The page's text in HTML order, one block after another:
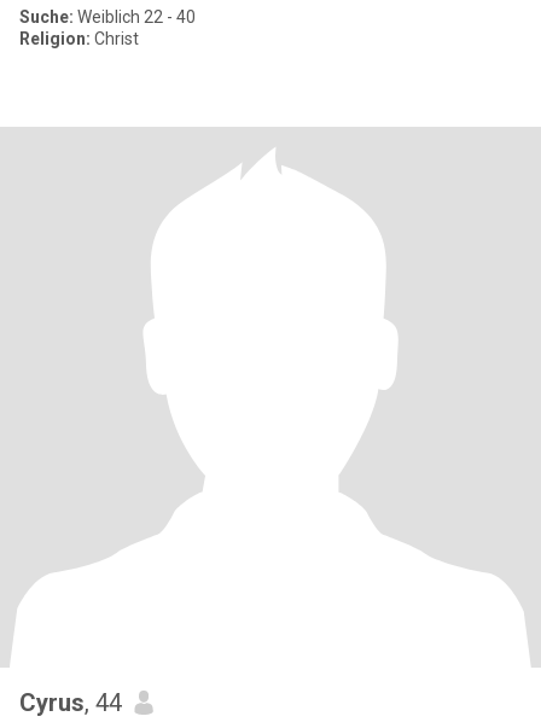
Suche: Weiblich 22 - 40
Religion: Christ
Cyrus, 44